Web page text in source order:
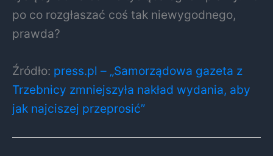
po co rozgłaszać coś tak niewygodnego,
prawda?
Źródło: press.pl – „Samorządowa gazeta z
Trzebnicy zmniejszyła nakład wydania, aby
jak najciszej przeprosić”